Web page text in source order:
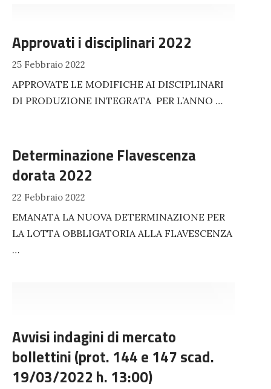
Approvati i disciplinari 2022
25 Febbraio 2022
APPROVATE LE MODIFICHE AI DISCIPLINARI
DI PRODUZIONE INTEGRATA PER L’ANNO …
Determinazione Flavescenza
dorata 2022
22 Febbraio 2022
EMANATA LA NUOVA DETERMINAZIONE PER
LA LOTTA OBBLIGATORIA ALLA FLAVESCENZA
…
Avvisi indagini di mercato
bollettini (prot. 144 e 147 scad.
19/03/2022 h. 13:00)